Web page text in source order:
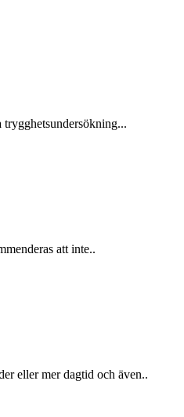
att inte..
eller mer dagtid och även..